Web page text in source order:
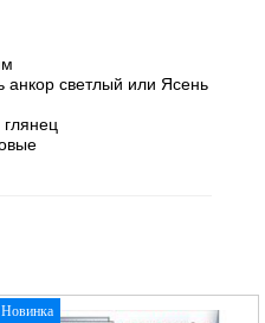
светлый или Ясень
Новинка